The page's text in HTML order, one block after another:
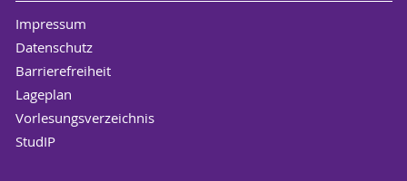
Impressum
Datenschutz
Barrierefreiheit
Lageplan
Vorlesungsverzeichnis
StudIP